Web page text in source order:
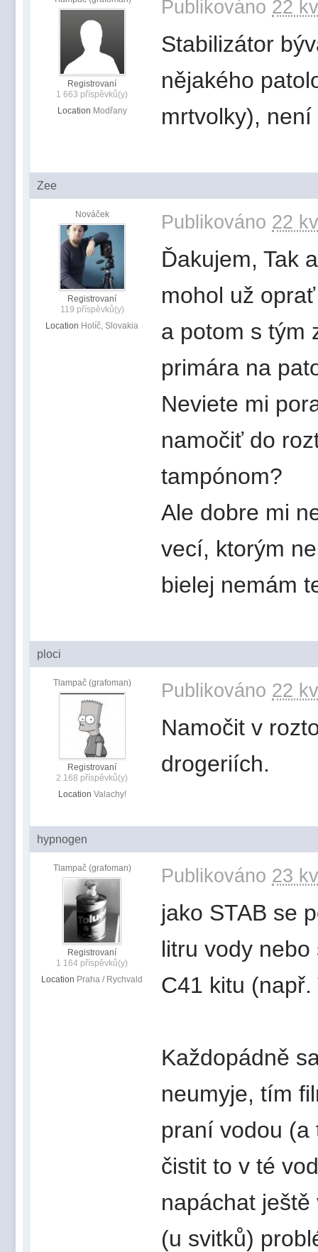
Registrovaní
1 663 příspěvků(y)
Location Modřany
Publikováno 22
Stabilizátor
nějakého
mrtvolky),
Zee
Nováček
Registrovaní
119 příspěvků(y)
Location Holíč, Slovakia
Publikováno 22
Ďakujem, Tak
mohol už
a potom s tým
primára na
Neviete mi
namočiť do
tampónom?
Ale dobre mi
vecí, ktorým
bielej nemám
ploci
Tlampač (grafoman)
Registrovaní
2 168 příspěvků(y)
Location Valachy!
Publikováno 22
Namočit v
drogeriích.
hypnogen
Tlampač (grafoman)
Registrovaní
1 164 příspěvků(y)
Location Praha / Rychvald
Publikováno 23
jako STAB se
litru vody
C41 kitu (např.
Každopádně
neumyje, tím
praní vodou (a
čistit to v té
napáchat
(u svitků)